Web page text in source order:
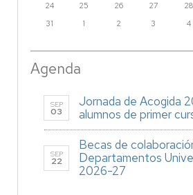
24
25 26 27 28
31
1 2 3 4
Agenda
SEP
03
Jornada de Acogida
alumnos de primer
SEP
22
Becas de
Departamentos
2026-27